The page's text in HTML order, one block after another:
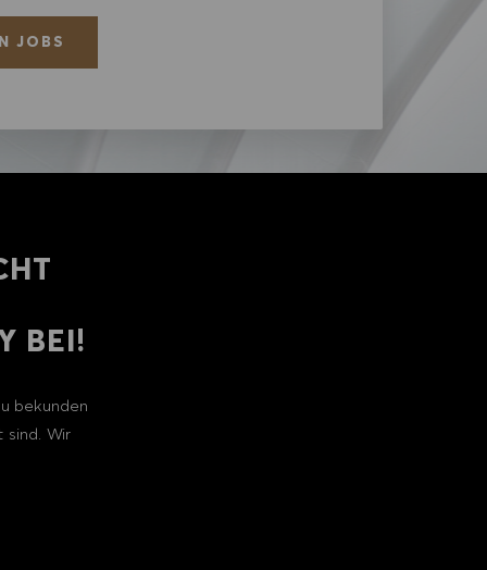
JOBS
BEI!
bekunden
sind. Wir